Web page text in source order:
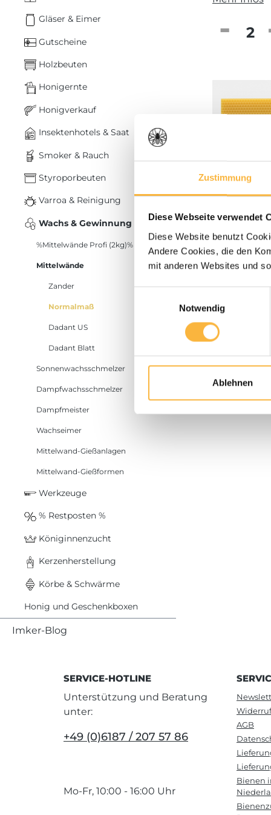
Zustimmung
Diese Webseite verwendet
Diese Website benutzt
Andere Cookies, die den
mit anderen Websites und
Notwendig
Ablehnen
Gläser & Eimer
Gutscheine
Holzbeuten
Honigernte
Honigverkauf
Insektenhotels & Saat
Smoker & Rauch
Styroporbeuten
Varroa & Reinigung
Wachs & Gewinnung
%Mittelwände Profi (2kg)%
Mittelwände
Zander
Normalmaß
Dadant US
Dadant Blatt
Sonnenwachsschmelzer
Dampfwachsschmelzer
Dampfmeister
Wachseimer
Mittelwand-Gießanlagen
Mittelwand-Gießformen
Werkzeuge
% Restposten %
Königinnenzucht
Kerzenherstellung
Körbe & Schwärme
Honig und Geschenkboxen
Imker-Blog
ab
SERVICE-HOTLINE
Unterstützung und Beratung
unter:
+49 (0)6187 / 207 57 86
Mo-Fr, 10:00 - 16:00 Uhr
AGB
Bienen